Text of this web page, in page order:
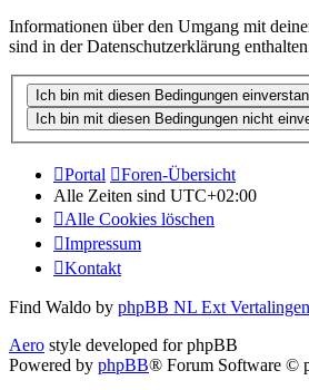
Informationen über den Umgang mit
sind in der Datenschutzerklärung
Portal
Foren-Übersicht
Alle Zeiten sind UTC+02:00
Alle Cookies löschen
Impressum
Kontakt
Find Waldo by phpBB NL Ext Vertalingen
Aero style developed for phpBB
Powered by phpBB® Forum Software ©